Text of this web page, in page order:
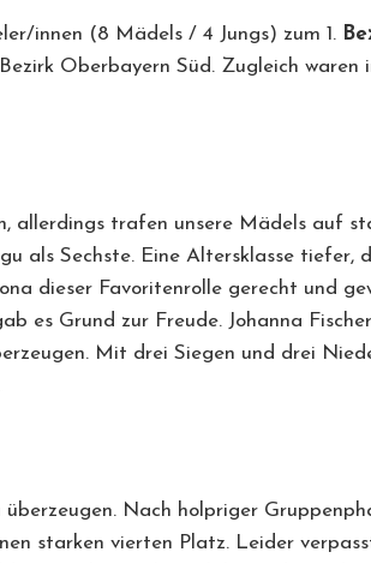
innen (8 Mädels / 4 Jungs) zum 1.
Oberbayern Süd. Zugleich
trafen unsere Mädels auf
als Sechste. Eine Altersklasse tiefer,
dieser Favoritenrolle gerecht und
es Grund zur Freude. Johanna
Mit drei Siegen und drei
Nach holpriger
starken vierten Platz. Leider